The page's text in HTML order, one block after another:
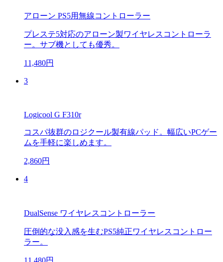
アローン PS5用無線コントローラー
プレステ5対応のアローン製ワイヤレスコントローラ
ー。サブ機としても優秀。
11,480円
3
Logicool G F310r
コスパ抜群のロジクール製有線パッド。幅広いPCゲー
ムを手軽に楽しめます。
2,860円
4
DualSense ワイヤレスコントローラー
圧倒的な没入感を生むPS5純正ワイヤレスコントロー
ラー。